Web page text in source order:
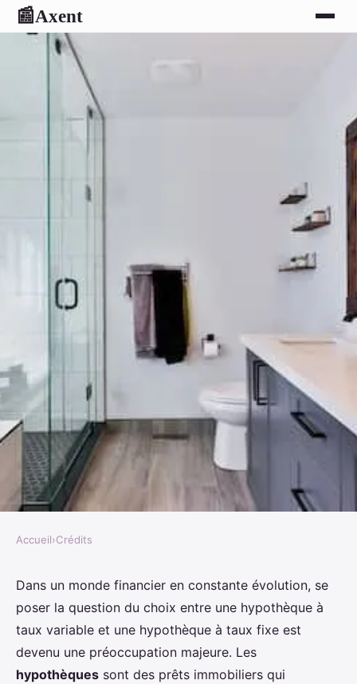
📰Axent
Quel est l'intérêt de souscrire à
une hypothèque à taux variable
dans un contexte économique
fluctuant?
Accueil›Crédits
Dans un monde financier en constante évolution, se
poser la question du choix entre une hypothèque à
taux variable et une hypothèque à taux fixe est
devenu une préoccupation majeure. Les
hypothèques sont des prêts immobiliers qui